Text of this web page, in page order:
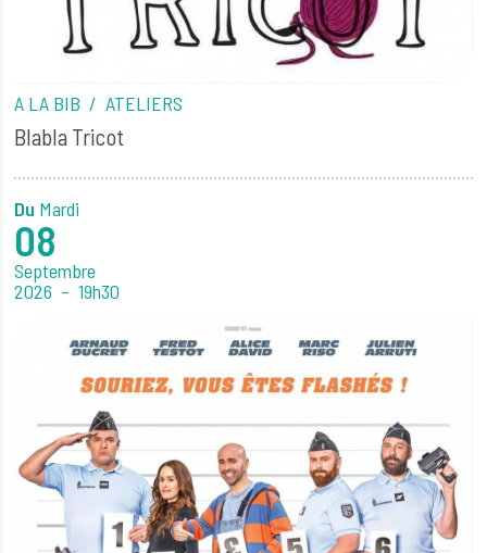
A LA BIB ATELIERS
Blabla Tricot
Du Mardi
08
Septembre
2026
19h30